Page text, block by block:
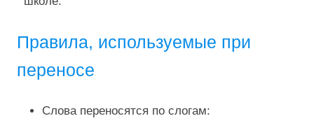
Правила, используемые при
переносе
Слова переносятся по слогам: